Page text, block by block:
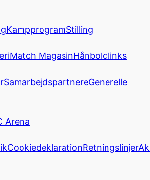
KampprogramStilling
Match MagasinHånboldlinks
SamarbejdspartnereGenerelle
Arena
CookiedeklarationRetningslinjer